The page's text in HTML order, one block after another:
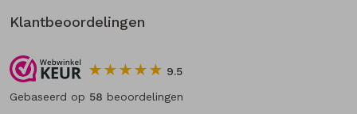
Klantbeoordelingen
9.5
Gebaseerd op 58 beoordelingen